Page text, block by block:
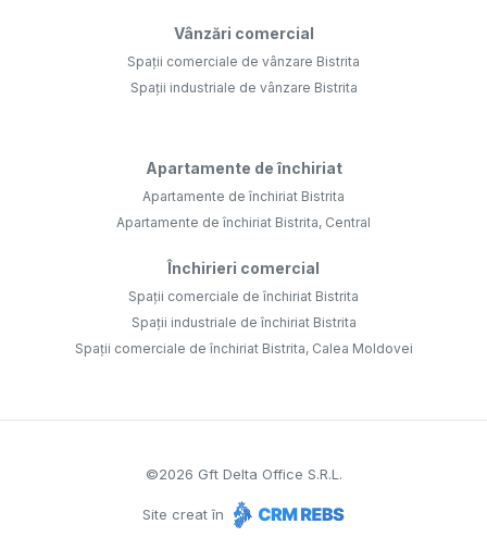
Vânzări comercial
Spații comerciale de vânzare Bistrita
Spații industriale de vânzare Bistrita
Apartamente de închiriat
Apartamente de închiriat Bistrita
Apartamente de închiriat Bistrita, Central
Închirieri comercial
Spații comerciale de închiriat Bistrita
Spații industriale de închiriat Bistrita
Spații comerciale de închiriat Bistrita, Calea Moldovei
©2026 Gft Delta Office S.R.L.
Site creat în